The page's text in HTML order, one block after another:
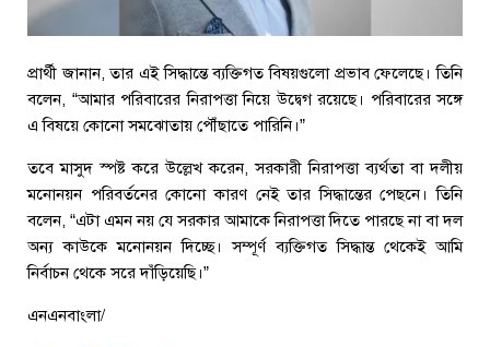
প্রার্থী জানান, তার এই সিদ্ধান্তে ব্যক্তিগত বিষয়গুলো প্রভাব ফেলেছে। তিনি
বলেন, “আমার পরিবারের নিরাপত্তা নিয়ে উদ্বেগ রয়েছে। পরিবারের সঙ্গে
এ বিষয়ে কোনো সমঝোতায় পৌঁছাতে পারিনি।”
তবে মাসুদ স্পষ্ট করে উল্লেখ করেন, সরকারী নিরাপত্তা ব্যর্থতা বা দলীয়
মনোনয়ন পরিবর্তনের কোনো কারণ নেই তার সিদ্ধান্তের পেছনে। তিনি
বলেন, “এটা এমন নয় যে সরকার আমাকে নিরাপত্তা দিতে পারছে না বা দল
অন্য কাউকে মনোনয়ন দিচ্ছে। সম্পূর্ণ ব্যক্তিগত সিদ্ধান্ত থেকেই আমি
নির্বাচন থেকে সরে দাঁড়িয়েছি।”
এনএনবাংলা/